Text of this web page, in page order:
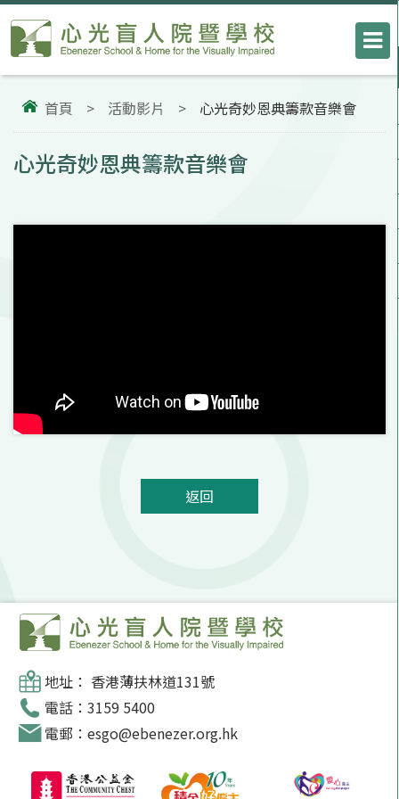
首頁 > 活動影片 > 心光奇妙恩典籌款音樂會
心光奇妙恩典籌款音樂會
返回
地址： 香港薄扶林道131號
電話：3159 5400
電郵：esgo@ebenezer.org.hk